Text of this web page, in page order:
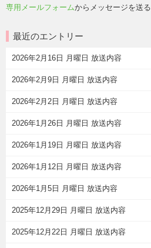
専用メールフォームからメッセージを送る
最近のエントリー
2026年2月16日 月曜日 放送内容
2026年2月9日 月曜日 放送内容
2026年2月2日 月曜日 放送内容
2026年1月26日 月曜日 放送内容
2026年1月19日 月曜日 放送内容
2026年1月12日 月曜日 放送内容
2026年1月5日 月曜日 放送内容
2025年12月29日 月曜日 放送内容
2025年12月22日 月曜日 放送内容